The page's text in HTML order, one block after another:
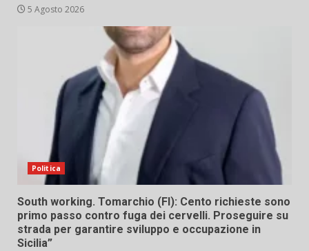
5 Agosto 2026
Politica
South working. Tomarchio (FI): Cento richieste sono
primo passo contro fuga dei cervelli. Proseguire su
strada per garantire sviluppo e occupazione in
Sicilia”